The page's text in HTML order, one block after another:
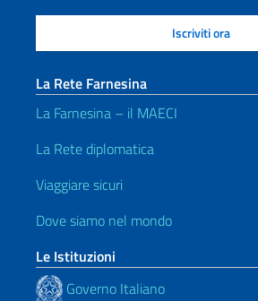
La Rete Farnesina
La Farnesina – il MAECI
La Rete diplomatica
Viaggiare sicuri
Dove siamo nel mondo
Le Istituzioni
Governo Italiano